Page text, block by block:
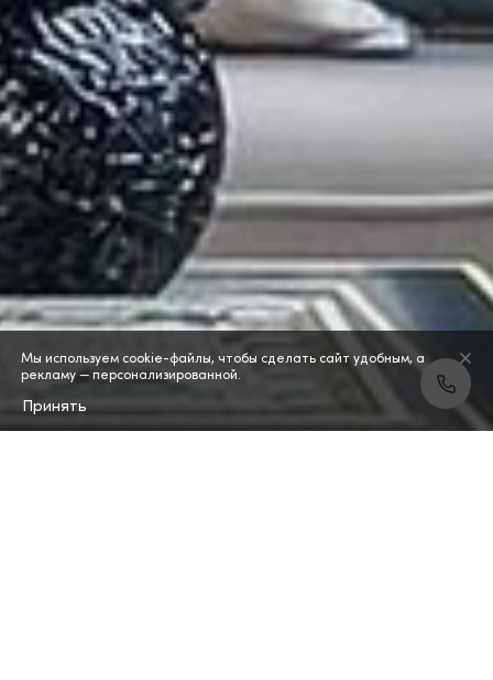
Мы используем cookie-файлы, чтобы сделать сайт удобным, а
рекламу — персонализированной.
Принять